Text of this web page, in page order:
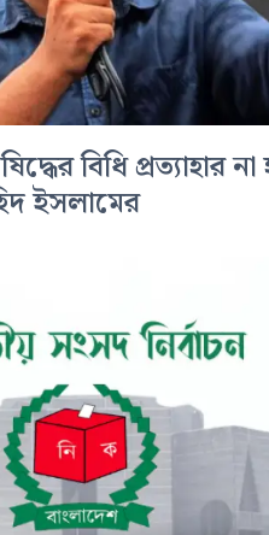
বিধি প্রত্যাহার
ইসলামের